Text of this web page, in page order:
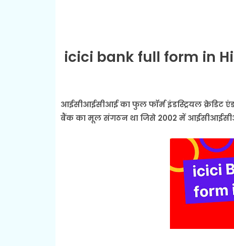
icici bank full form in
आईसीआईसीआई का फुल फॉर्म इंडस्ट्रियल क्रेडिट
बैंक का मूल संगठन था जिसे 2002 में